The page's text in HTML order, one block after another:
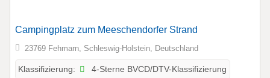
Campingplatz zum Meeschendorfer Strand
23769 Fehmarn, Schleswig-Holstein, Deutschland
Klassifizierung: 4-Sterne BVCD/DTV-Klassifizierung